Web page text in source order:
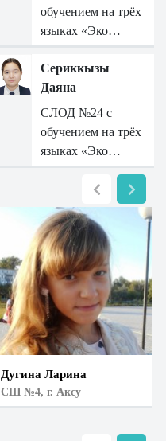
обучением на трёх
языках «Эко…
Сериккызы
Даяна
СЛОД №24 с
обучением на трёх
языках «Эко…
Дугина Ларина
СШ №4, г. Аксу